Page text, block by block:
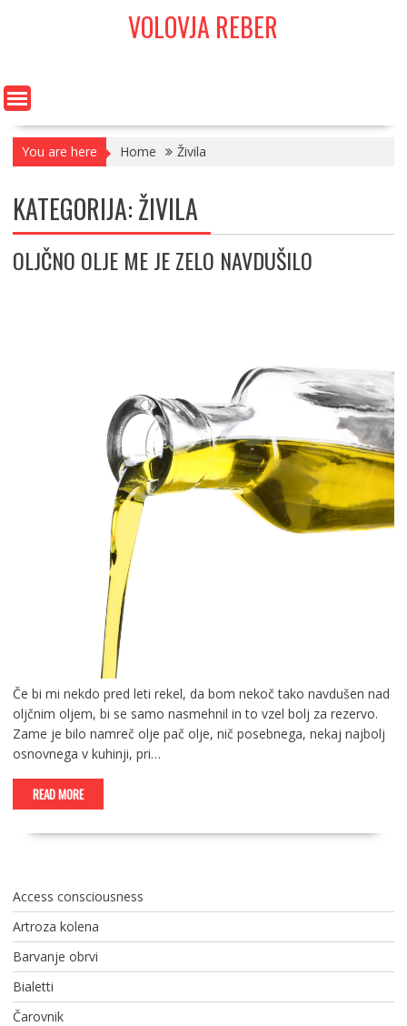
VOLOVJA REBER
You are here Home Živila
KATEGORIJA:ŽIVILA
OLJČNO OLJE ME JE ZELO NAVDUŠILO
Če bi mi nekdo pred leti rekel, da bom nekoč tako navdušen nad
oljčnim oljem, bi se samo nasmehnil in to vzel bolj za rezervo.
Zame je bilo namreč olje pač olje, nič posebnega, nekaj najbolj
osnovnega v kuhinji, pri…
READ MORE
Access consciousness
Artroza kolena
Barvanje obrvi
Bialetti
Čarovnik